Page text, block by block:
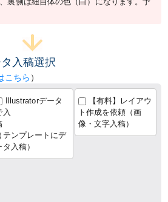
入稿選択
こちら ）
Illustratorデータ
入
テンプレートにデ
タ入稿）
【有料】レイアウ
ト作成を依頼（画
像・文字入稿）